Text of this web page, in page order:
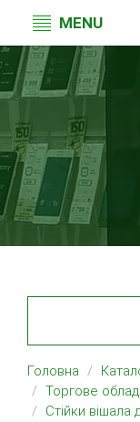
MENU
Головна
Торгове
Стійки вішала